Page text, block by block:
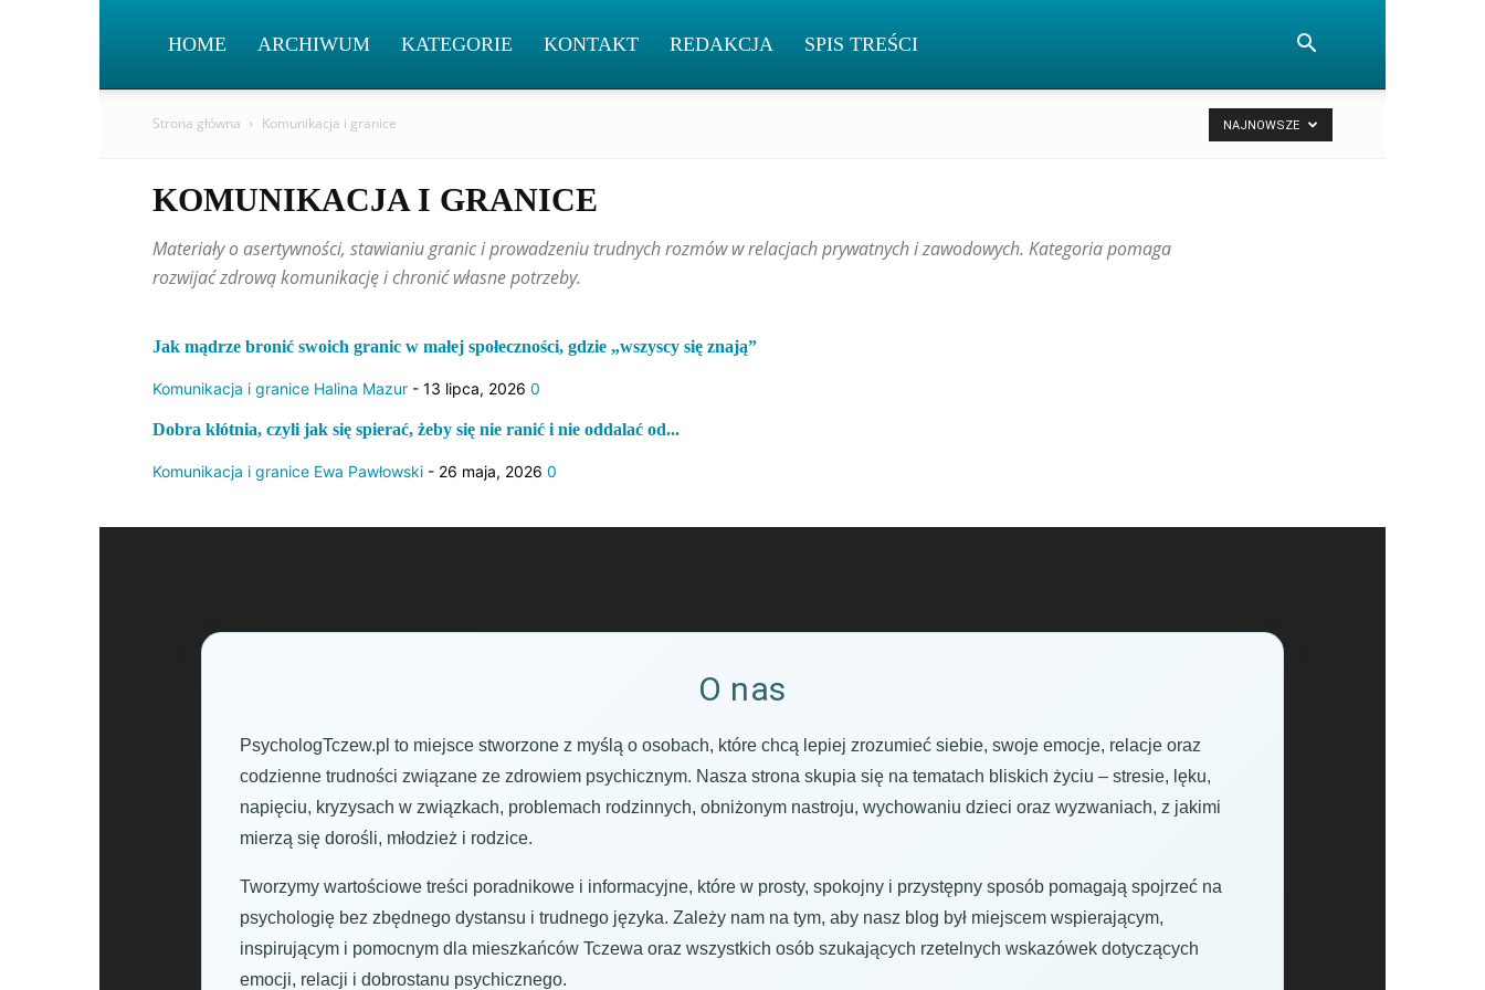
HOME ARCHIWUM KATEGORIE KONTAKT REDAKCJA SPIS TREŚCI
Strona główna Komunikacja i granice NAJNOWSZE
KOMUNIKACJA I GRANICE
Materiały o asertywności, stawianiu granic i prowadzeniu trudnych rozmów w relacjach prywatnych i zawodowych. Kategoria pomaga
rozwijać zdrową komunikację i chronić własne potrzeby.
Jak mądrze bronić swoich granic w małej społeczności, gdzie „wszyscy się znają”
Komunikacja i granice Halina Mazur - 13 lipca, 2026 0
Dobra kłótnia, czyli jak się spierać, żeby się nie ranić i nie oddalać od...
Komunikacja i granice Ewa Pawłowski - 26 maja, 2026 0
O nas
PsychologTczew.pl to miejsce stworzone z myślą o osobach, które chcą lepiej zrozumieć siebie, swoje emocje, relacje oraz
codzienne trudności związane ze zdrowiem psychicznym. Nasza strona skupia się na tematach bliskich życiu – stresie, lęku,
napięciu, kryzysach w związkach, problemach rodzinnych, obniżonym nastroju, wychowaniu dzieci oraz wyzwaniach, z jakimi
mierzą się dorośli, młodzież i rodzice.
Tworzymy wartościowe treści poradnikowe i informacyjne, które w prosty, spokojny i przystępny sposób pomagają spojrzeć na
psychologię bez zbędnego dystansu i trudnego języka. Zależy nam na tym, aby nasz blog był miejscem wspierającym,
inspirującym i pomocnym dla mieszkańców Tczewa oraz wszystkich osób szukających rzetelnych wskazówek dotyczących
emocji, relacji i dobrostanu psychicznego.